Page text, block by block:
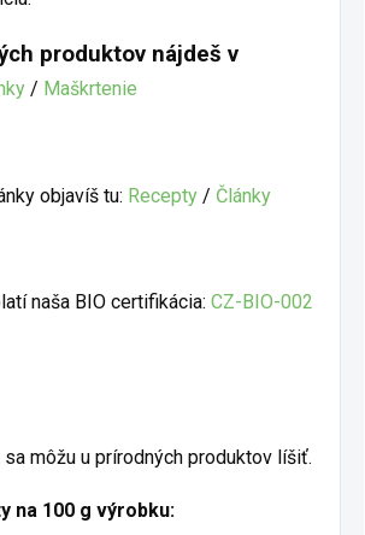
produktov nájdeš v
/ Maškrtenie
objavíš tu: Recepty / Články
naša BIO certifikácia: CZ-BIO-002
môžu u prírodných produktov líšiť.
na 100 g výrobku: